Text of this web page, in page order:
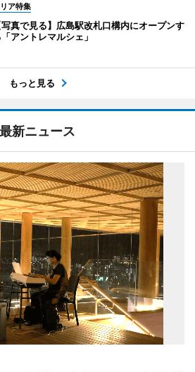
ア特集
写真で見る】広島駅改札口構内にオープンす
アントレマルシェ」
もっと見る
最新ニュース